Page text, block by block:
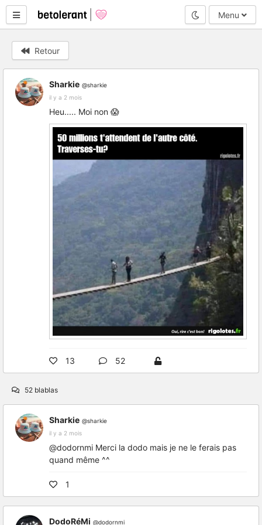
Mode nuit
Menu
Retour
Sharkie @sharkie
il y a 2 mois
Heu..... Moi non 😱
13 52
52 blablas
Sharkie @sharkie
il y a 2 mois
@dodornmi Merci la dodo mais je ne le ferais pas
quand même ^^
1
DodoRéMi @dodornmi